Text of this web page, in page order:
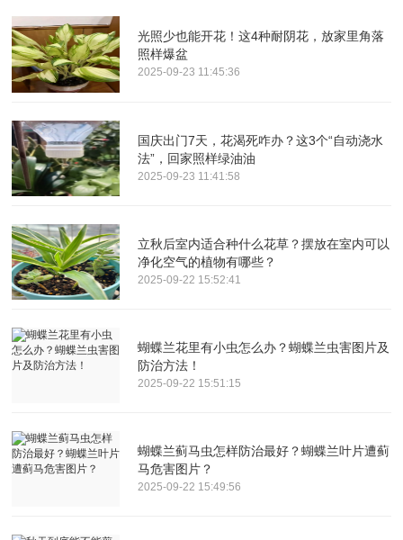
光照少也能开花！这4种耐阴花，放家里角落
照样爆盆
2025-09-23 11:45:36
国庆出门7天，花渴死咋办？这3个“自动浇水
法”，回家照样绿油油
2025-09-23 11:41:58
立秋后室内适合种什么花草？摆放在室内可以
净化空气的植物有哪些？
2025-09-22 15:52:41
蝴蝶兰花里有小虫怎么办？蝴蝶兰虫害图片及
防治方法！
2025-09-22 15:51:15
蝴蝶兰蓟马虫怎样防治最好？蝴蝶兰叶片遭蓟
马危害图片？
2025-09-22 15:49:56